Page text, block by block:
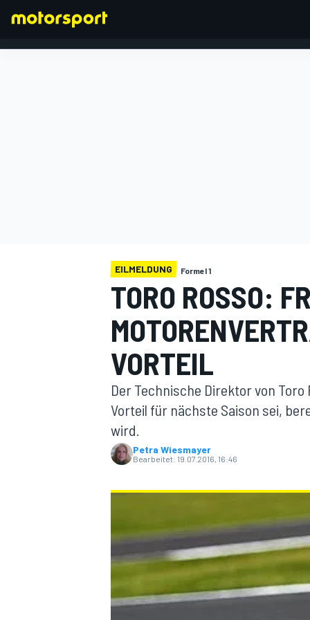
MOTOGP
EILMELDUNG Formel 1
TORO ROSSO:
ORTEIL
Der Technische Direktor von
Vorteil für nächste Saison sei,
wird.
Petra Wiesmayer
Bearbeitet: 19.07.2016, 16:46